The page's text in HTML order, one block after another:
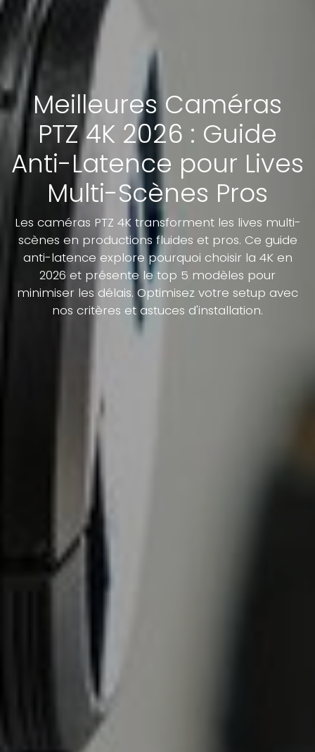
Meilleures Caméras
PTZ 4K 2026 : Guide
Anti-Latence pour Lives
Multi-Scènes Pros
Les caméras PTZ 4K transforment les lives multi-
scènes en productions fluides et pros. Ce guide
anti-latence explore pourquoi choisir la 4K en
2026 et présente le top 5 modèles pour
minimiser les délais. Optimisez votre setup avec
nos critères et astuces d'installation.